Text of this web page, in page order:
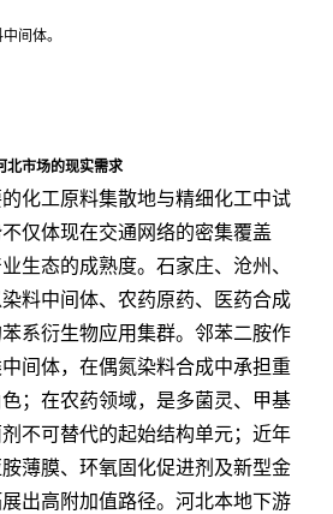
间体。
北市场的现实需求
化工原料集散地与精细化工中试
仅体现在交通网络的密集覆盖
生态的成熟度。石家庄、沧州、
料中间体、农药原药、医药合成
系衍生物应用集群。邻苯二胺作
间体，在偶氮染料合成中承担重
；在农药领域，是多菌灵、甲基
不可替代的起始结构单元；近年
薄膜、环氧固化促进剂及新型金
出高附加值路径。河北本地下游